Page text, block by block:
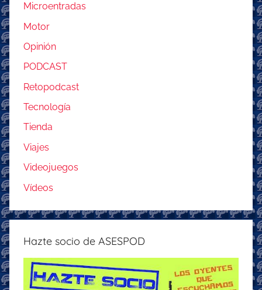
Microentradas
Motor
Opinión
PODCAST
Retopodcast
Tecnología
Tienda
Viajes
Videojuegos
Vídeos
Hazte socio de ASESPOD